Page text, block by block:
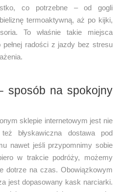
co potrzebne – od gogli
termoaktywną, aż po kijki,
To właśnie takie miejsca
radości z jazdy bez stresu
sposób na spokojny
sklepie internetowym jest nie
błyskawiczna dostawa pod
nawet jeśli przypomnimy sobie
w trakcie podróży, możemy
dotrze na czas. Obowiązkowym
jest dopasowany kask narciarki.